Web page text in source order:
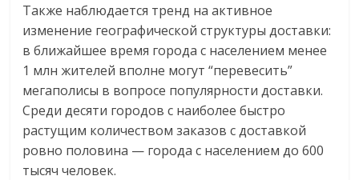
читателем.
Также наблюдается тренд на активное
изменение географической структуры доставки:
в ближайшее время города с населением менее
1 млн жителей вполне могут “перевесить”
мегаполисы в вопросе популярности доставки.
Среди десяти городов с наиболее быстро
растущим количеством заказов с доставкой
ровно половина — города с населением до 600
тысяч человек.